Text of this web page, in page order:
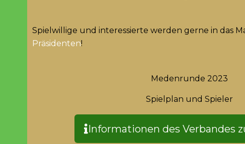
Spielwillige und interessierte werden gerne in das
Präsidenten!
Medenrunde 2023
Spielplan und Spieler
Informationen des Verbandes